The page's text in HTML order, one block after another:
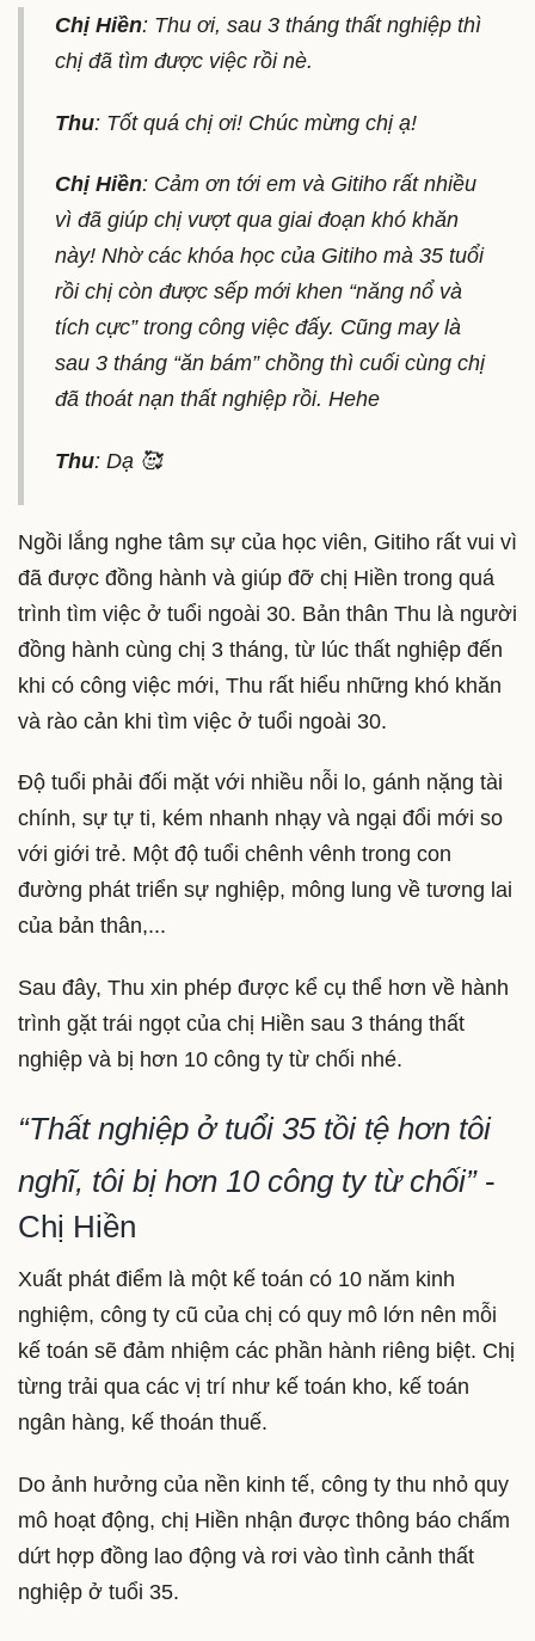
Chị Hiền: Thu ơi, sau 3 tháng thất nghiệp thì
chị đã tìm được việc rồi nè.
Thu: Tốt quá chị ơi! Chúc mừng chị ạ!
Chị Hiền: Cảm ơn tới em và Gitiho rất nhiều
vì đã giúp chị vượt qua giai đoạn khó khăn
này! Nhờ các khóa học của Gitiho mà 35 tuổi
rồi chị còn được sếp mới khen “năng nổ và
tích cực” trong công việc đấy. Cũng may là
sau 3 tháng “ăn bám” chồng thì cuối cùng chị
đã thoát nạn thất nghiệp rồi. Hehe
Thu: Dạ 🥰
Ngồi lắng nghe tâm sự của học viên, Gitiho rất vui vì
đã được đồng hành và giúp đỡ chị Hiền trong quá
trình tìm việc ở tuổi ngoài 30. Bản thân Thu là người
đồng hành cùng chị 3 tháng, từ lúc thất nghiệp đến
khi có công việc mới, Thu rất hiểu những khó khăn
và rào cản khi tìm việc ở tuổi ngoài 30.
Độ tuổi phải đối mặt với nhiều nỗi lo, gánh nặng tài
chính, sự tự ti, kém nhanh nhạy và ngại đổi mới so
với giới trẻ. Một độ tuổi chênh vênh trong con
đường phát triển sự nghiệp, mông lung về tương lai
của bản thân,...
Sau đây, Thu xin phép được kể cụ thể hơn về hành
trình gặt trái ngọt của chị Hiền sau 3 tháng thất
nghiệp và bị hơn 10 công ty từ chối nhé.
“Thất nghiệp ở tuổi 35 tồi tệ hơn tôi
nghĩ, tôi bị hơn 10 công ty từ chối”-
Chị Hiền
Xuất phát điểm là một kế toán có 10 năm kinh
nghiệm, công ty cũ của chị có quy mô lớn nên mỗi
kế toán sẽ đảm nhiệm các phần hành riêng biệt. Chị
từng trải qua các vị trí như kế toán kho, kế toán
ngân hàng, kế thoán thuế.
Do ảnh hưởng của nền kinh tế, công ty thu nhỏ quy
mô hoạt động, chị Hiền nhận được thông báo chấm
dứt hợp đồng lao động và rơi vào tình cảnh thất
nghiệp ở tuổi 35.